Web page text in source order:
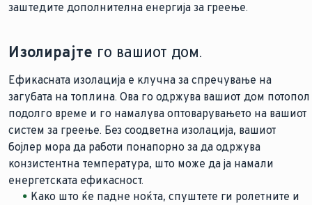
заштедите дополнителна енергија за греење.
Изолирајте го вашиот дом.
Ефикасната изолација е клучна за спречување на
загубата на топлина. Ова го одржува вашиот дом потопол
подолго време и го намалува оптоварувањето на вашиот
систем за греење. Без соодветна изолација, вашиот
бојлер мора да работи понапорно за да одржува
конзистентна температура, што може да ја намали
енергетската ефикасност.
Како што ќе падне ноќта, спуштете ги ролетните и